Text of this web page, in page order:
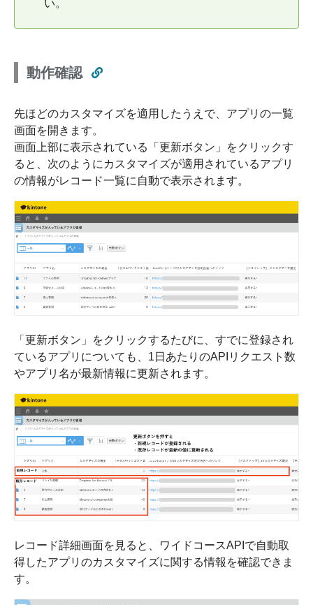
い。
動作確認
先ほどのカスタマイズを適用したうえで、アプリの一覧
画面を開きます。
画面上部に表示されている「更新ボタン」をクリックす
ると、次のようにカスタマイズが適用されているアプリ
の情報がレコード一覧に自動で表示されます。
「更新ボタン」をクリックするたびに、すでに登録され
ているアプリについても、1日あたりのAPIリクエスト数
やアプリ名が最新情報に更新されます。
レコード詳細画面を見ると、ワイドコースAPIで自動取
得したアプリのカスタマイズに関する情報を確認できま
す。